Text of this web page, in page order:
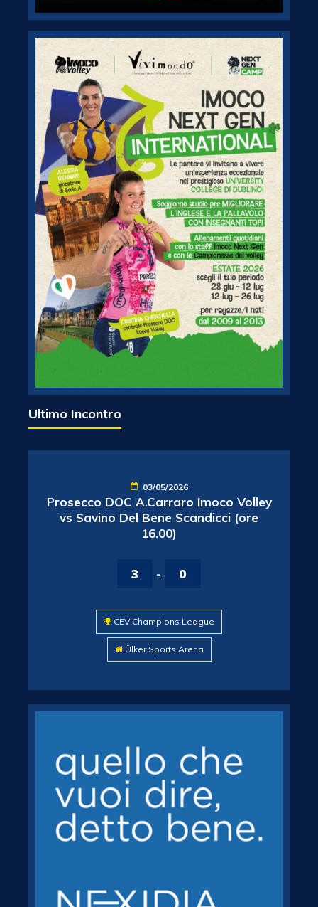
Ultimo Incontro
03/05/2026
Prosecco DOC A.Carraro Imoco Volley
vs Savino Del Bene Scandicci (ore
16.00)
3 - 0
CEV Champions League
Ülker Sports Arena